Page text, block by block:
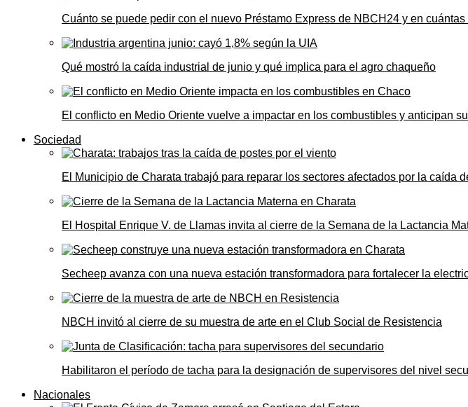
Cuánto se puede pedir con el nuevo Préstamo Express de NBCH24 y en cuántas
Qué mostró la caída industrial de junio y qué implica para el agro chaqueño
El conflicto en Medio Oriente vuelve a impactar en los combustibles y anticipan
Sociedad
El Municipio de Charata trabajó para reparar los sectores afectados por la caída
El Hospital Enrique V. de Llamas invita al cierre de la Semana de la Lactancia
Secheep avanza con una nueva estación transformadora para fortalecer la
NBCH invitó al cierre de su muestra de arte en el Club Social de Resistencia
Habilitaron el período de tacha para la designación de supervisores del nivel
Nacionales